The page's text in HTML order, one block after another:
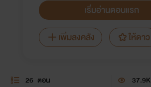
เริ่มอ่านตอนแรก
เพิ่มลงคลัง
ให้ดาว
26 ตอน 37.9K